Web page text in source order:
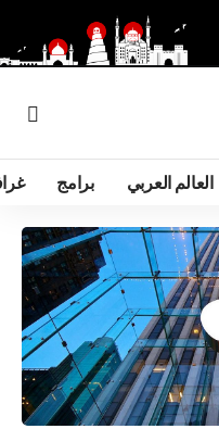
العالم العربي برامج